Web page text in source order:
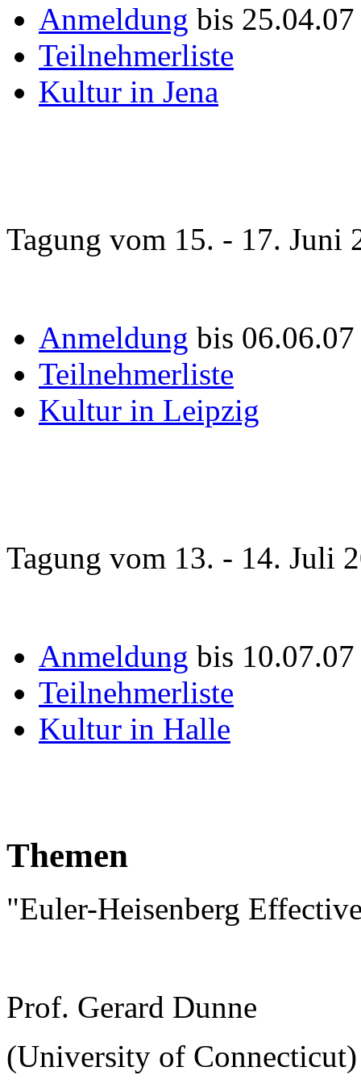
Anmeldung bis
Teilnehmerliste
Kultur in Jena
Tagung vom 15. - 17. Juni
Anmeldung bis
Teilnehmerliste
Kultur in Leipzig
Tagung vom 13. - 14. Juli
Anmeldung bis
Teilnehmerliste
Kultur in Halle
Themen
"Euler-Heisenberg
Prof. Gerard Dunne
(University of Connecticut)